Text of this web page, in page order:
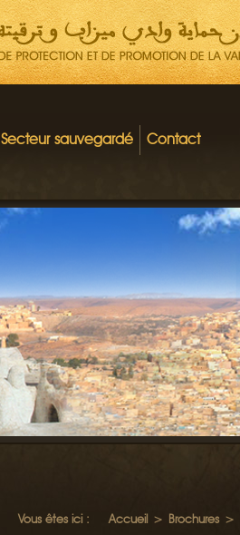
Secteur sauvegardé Contact
Vous êtes ici : Accueil > Brochures >